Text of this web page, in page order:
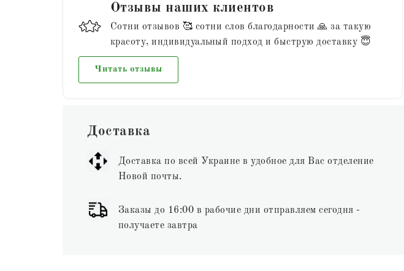
Отзывы наших клиентов
Сотни отзывов 🥰 сотни слов благодарности 🙏 за такую
красоту, индивидуальный подход и быструю доставку 😇
Читать отзывы
Доставка
Доставка по всей Украине в удобное для Вас отделение
Новой почты.
Заказы до 16:00 в рабочие дни отправляем сегодня -
получаете завтра